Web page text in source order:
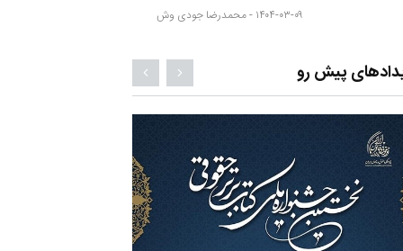
۱۴۰۴-۰۳-۰۹ - محمدرضا جودی وش
پیش رو